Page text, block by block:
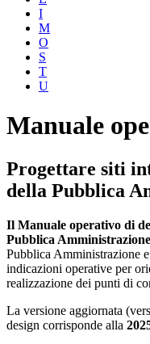
I
M
O
S
T
U
Manuale
Progettare siti
della Pubblica
Il Manuale operativo di
Pubblica Amministrazione
Pubblica Amministrazione
indicazioni operative per
realizzazione dei punti di
La versione aggiornata
design corrisponde alla